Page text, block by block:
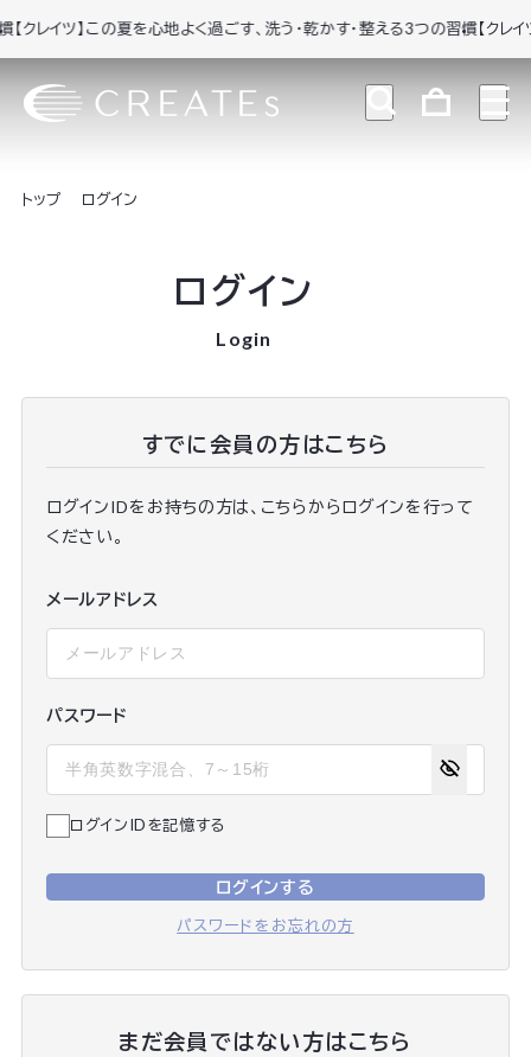
レイツ】この夏を心地よく過ごす、洗う・乾かす・整える3つの習慣【クレイツ
トップ ログイン
ログイン
Login
すでに会員の方はこちら
ログインIDをお持ちの方は、こちらからログインを行って
ください。
メールアドレス
パスワード
ログインIDを記憶する
ログインする
パスワードをお忘れの方
まだ会員ではない方はこちら